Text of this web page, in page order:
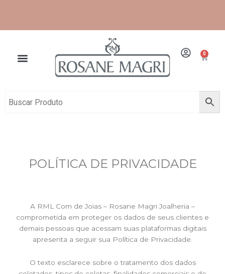
Frete grátis para grande São Paulo e Santos. 0
Cart
POLÍTICA DE PRIVACIDADE
A RML Com de Joias – Rosane Magri Joalheria –
comprometida em proteger os dados de seus clientes e
demais pessoas que acessam suas plataformas digitais
apresenta a seguir sua Política de Privacidade.
O texto esclarece sobre o tratamento dos dados